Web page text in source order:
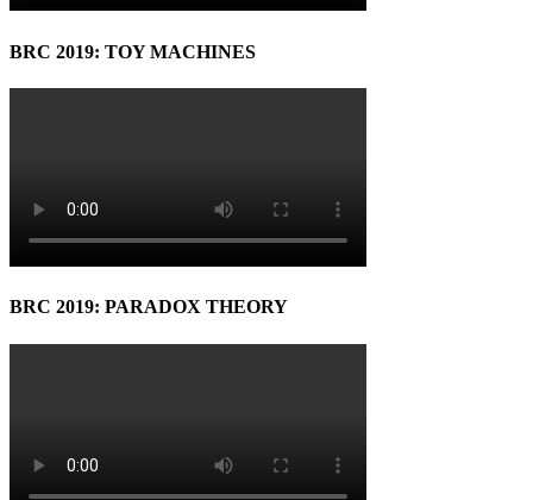
BRC 2019: TOY MACHINES
BRC 2019: PARADOX THEORY